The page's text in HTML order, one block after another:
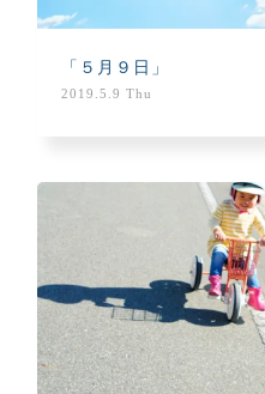
「５月９日」
2019.5.9 Thu